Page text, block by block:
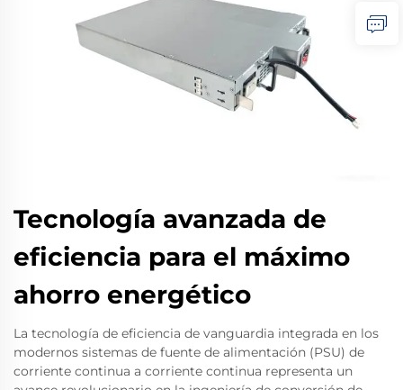
Tecnología avanzada de
eficiencia para el máximo
ahorro energético
La tecnología de eficiencia de vanguardia integrada en los
modernos sistemas de fuente de alimentación (PSU) de
corriente continua a corriente continua representa un